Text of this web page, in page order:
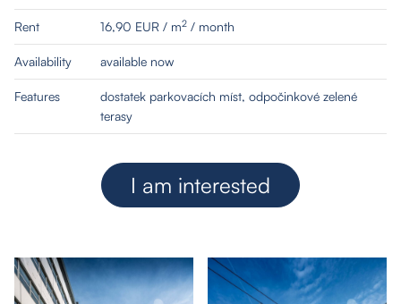
Rent 16,90 EUR / m2 / month
Availability available now
Features
dostatek parkovacích míst, odpočinkové zelené
terasy
I am interested